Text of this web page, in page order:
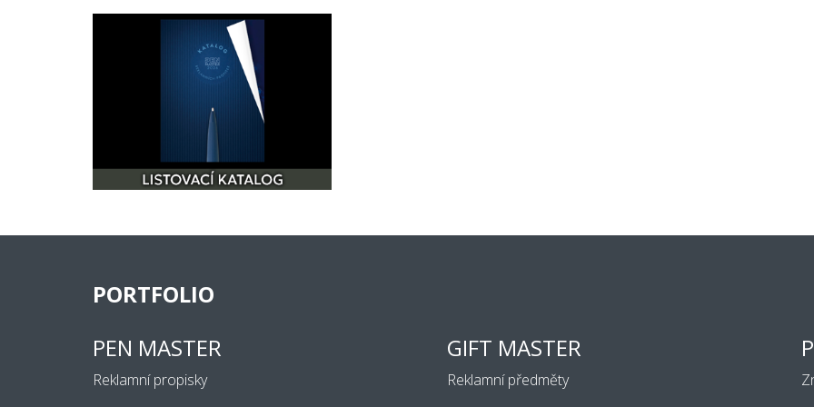
PORTFOLIO
PEN MASTER
Reklamní propisky
GIFT MASTER
Reklamní předměty